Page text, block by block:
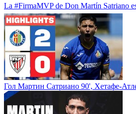
La #FirmaMVP de Don Martín Satriano
Гол Мартин Сатриано 90', Хетафе-